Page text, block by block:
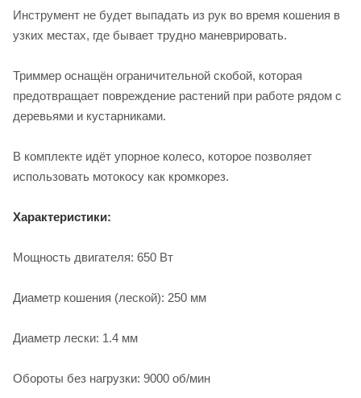
Инструмент не будет выпадать из рук во время кошения в
узких местах, где бывает трудно маневрировать.
Триммер оснащён ограничительной скобой, которая
предотвращает повреждение растений при работе рядом с
деревьями и кустарниками.
В комплекте идёт упорное колесо, которое позволяет
использовать мотокосу как кромкорез.
Характеристики:
Мощность двигателя: 650 Вт
Диаметр кошения (леской): 250 мм
Диаметр лески: 1.4 мм
Обороты без нагрузки: 9000 об/мин